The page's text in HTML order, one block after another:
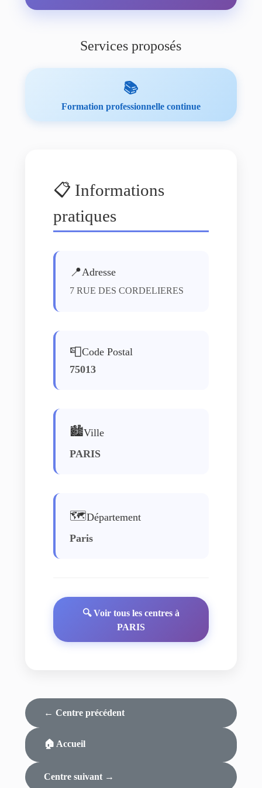
Services proposés
📚
Formation professionnelle continue
📋 Informations
pratiques
📍Adresse
7 RUE DES CORDELIERES
📮Code Postal
75013
🏙️Ville
PARIS
🗺️Département
Paris
🔍 Voir tous les centres à
PARIS
← Centre précédent
🏠 Accueil
Centre suivant →